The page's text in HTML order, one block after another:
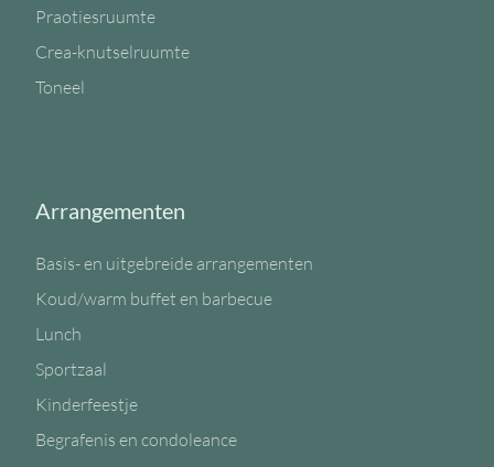
Praotiesruumte
Crea-knutselruumte
Toneel
Arrangementen
Basis- en uitgebreide arrangementen
Koud/warm buffet en barbecue
Lunch
Sportzaal
Kinderfeestje
Begrafenis en condoleance